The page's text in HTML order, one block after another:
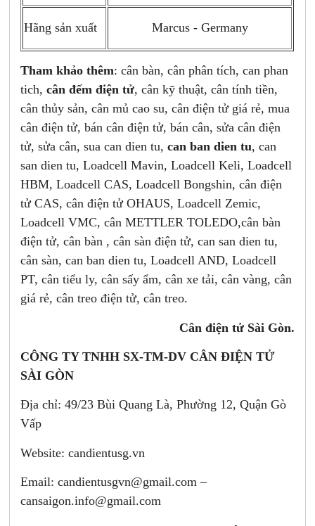
Hãng sản xuất Marcus - Germany
Tham khảo thêm: cân bàn, cân phân tích, can phan
tich,cân đếm điện tử, cân kỹ thuật, cân tính tiền,
cân thủy sản, cân mủ cao su, cân điện tử giá rẻ, mua
cân điện tử, bán cân điện tử, bán cân, sửa cân điện
tử, sửa cân, sua can dien tu,can ban dien tu, can
san dien tu, Loadcell Mavin, Loadcell Keli, Loadcell
HBM, Loadcell CAS, Loadcell Bongshin, cân điện
tử CAS, cân điện tử OHAUS, Loadcell Zemic,
Loadcell VMC, cân METTLER TOLEDO,cân bàn
điện tử, cân bàn , cân sàn điện tử, can san dien tu,
cân sàn, can ban dien tu, Loadcell AND, Loadcell
PT, cân tiểu ly, cân sấy ẩm, cân xe tải, cân vàng, cân
giá rẻ, cân treo điện tử, cân treo.
Cân điện tử Sài Gòn.
CÔNG TY TNHH SX-TM-DV CÂN ĐIỆN TỬ
SÀI GÒN
Địa chỉ: 49/23 Bùi Quang Là, Phường 12, Quận Gò
Vấp
Website: candientusg.vn
Email:candientusgvn@gmail.com –
cansaigon.info@gmail.com